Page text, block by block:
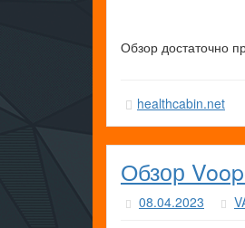
Обзор достаточно
healthcabin.net
Обзор
08.04.2023